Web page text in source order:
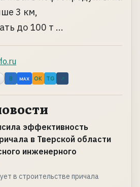
3 км,
до 100 т ...
B MAX OK TG ↗
эффективность
в Тверской области
инженерного
в строительстве причала